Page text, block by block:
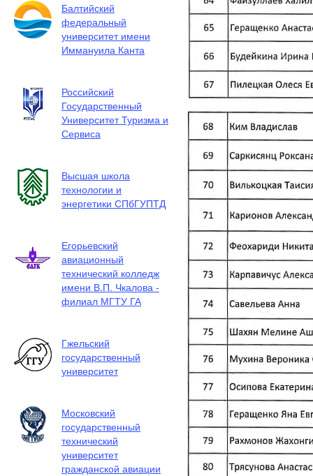
Балтийский
федеральный
университет имени
Иммануила Канта
Российский
Государственный
Университет Туризма и
Сервиса
Высшая школа
технологии и
энергетики СПбГУПТД
Егорьевский
авиационный
технический колледж
имени В.П. Чкалова -
филиал МГТУ ГА
Гжельский
государственный
университет
Московский
государственный
технический
университет
гражданской авиации